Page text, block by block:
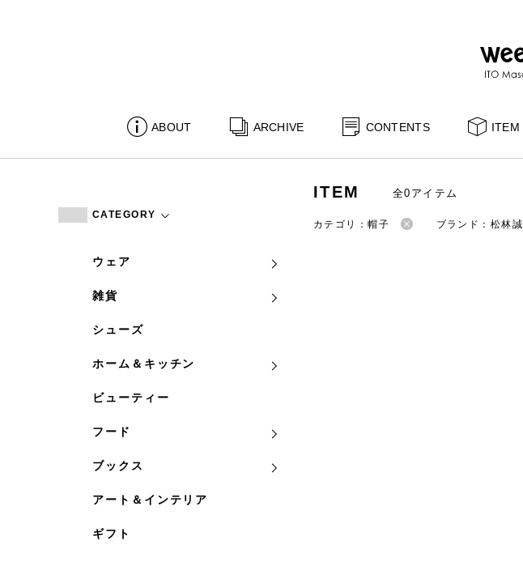
ABOUT ARCHIVE CONTENTS ITEM
CATEGORY
ウェア
雑貨
シューズ
ホーム＆キッチン
ビューティー
フード
ブックス
アート＆インテリア
ギフト
ITEM 全0アイテム
カテゴリ：帽子 ブランド：松林誠